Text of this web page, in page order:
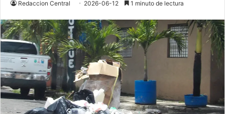
Redaccion Central 2026-06-12 1 minuto de lectura